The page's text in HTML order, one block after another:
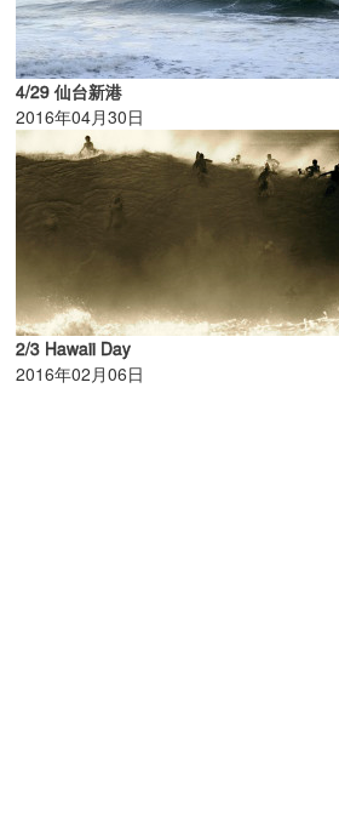
4/29 仙台新港
2016年04月30日
2/3 Hawaii Day
2016年02月06日